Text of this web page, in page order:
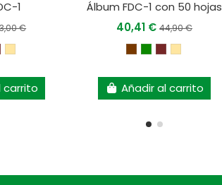
1
€
carrito
Álbum FDC-1 con 50 hojas
40,41 €44,90 €
Añadir al carrito